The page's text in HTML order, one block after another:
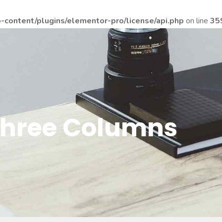
plugins/elementor-pro/license/api.php on line
Columns